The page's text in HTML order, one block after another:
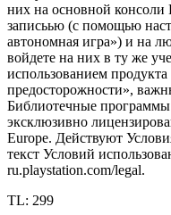
них на основной консоли
записьью (с помощью
автономная игра») и на
войдете на них в ту же
использованием
предосторожности»,
Библиотечные
эксклюзивно
Europe. Действуют
текст Условий
ru.playstation.com/legal.
TL: 299